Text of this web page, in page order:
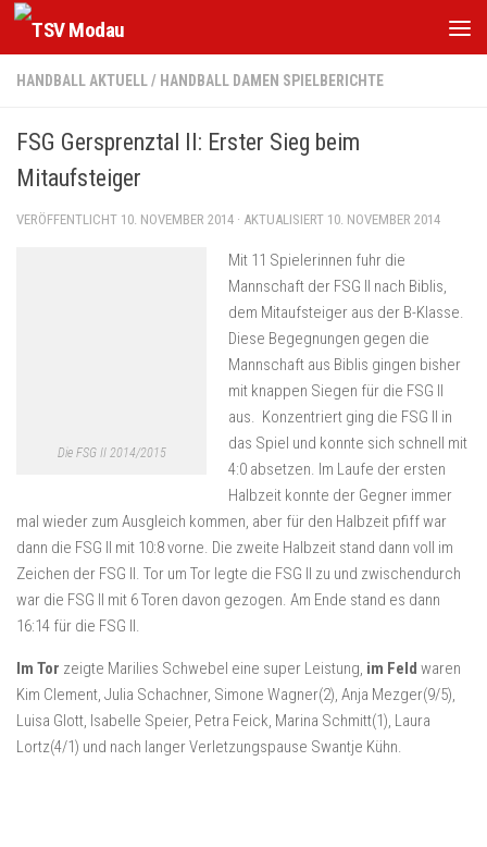
Zum Inhalt springen
HANDBALL AKTUELL/ HANDBALL DAMEN SPIELBERICHTE
FSG Gersprenztal II: Erster Sieg beim
Mitaufsteiger
VERÖFFENTLICHT 10. NOVEMBER 2014 · AKTUALISIERT 10. NOVEMBER 2014
Die FSG II 2014/2015
Mit 11 Spielerinnen fuhr die
Mannschaft der FSG II nach Biblis,
dem Mitaufsteiger aus der B-Klasse.
Diese Begegnungen gegen die
Mannschaft aus Biblis gingen bisher
mit knappen Siegen für die FSG II
aus. Konzentriert ging die FSG II in
das Spiel und konnte sich schnell mit
4:0 absetzen. Im Laufe der ersten
Halbzeit konnte der Gegner immer
mal wieder zum Ausgleich kommen, aber für den Halbzeit pfiff war
dann die FSG II mit 10:8 vorne. Die zweite Halbzeit stand dann voll im
Zeichen der FSG II. Tor um Tor legte die FSG II zu und zwischendurch
war die FSG II mit 6 Toren davon gezogen. Am Ende stand es dann
16:14 für die FSG II.
Im Tor zeigte Marilies Schwebel eine super Leistung, im Feld waren
Kim Clement, Julia Schachner, Simone Wagner(2), Anja Mezger(9/5),
Luisa Glott, Isabelle Speier, Petra Feick, Marina Schmitt(1), Laura
Lortz(4/1) und nach langer Verletzungspause Swantje Kühn.